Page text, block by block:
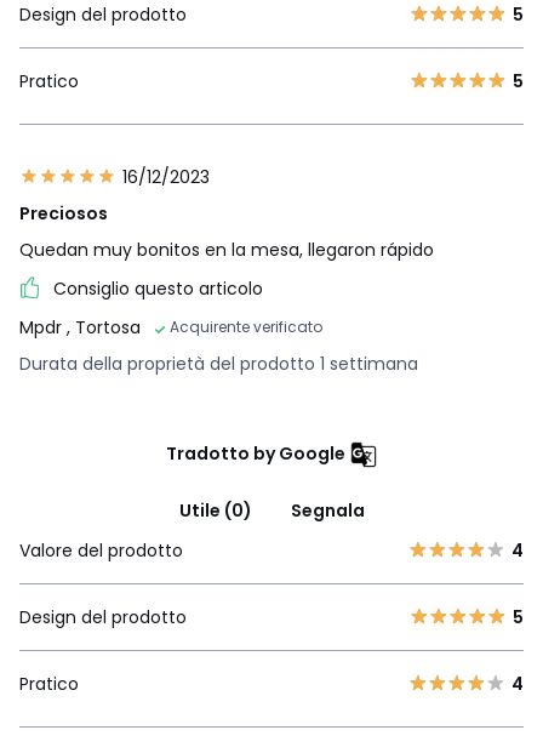
Design del prodotto 5
Pratico 5
16/12/2023
Preciosos
Quedan muy bonitos en la mesa, llegaron rápido
Consiglio questo articolo
Mpdr , Tortosa Acquirente verificato
Durata della proprietà del prodotto 1 settimana
Tradotto by Google
Utile (0)
Segnala
Valore del prodotto
4
Design del prodotto 5
Pratico 4